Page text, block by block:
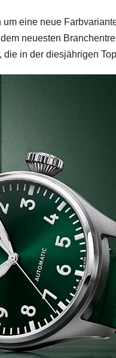
eine neue
neuesten
in der diesjährigen